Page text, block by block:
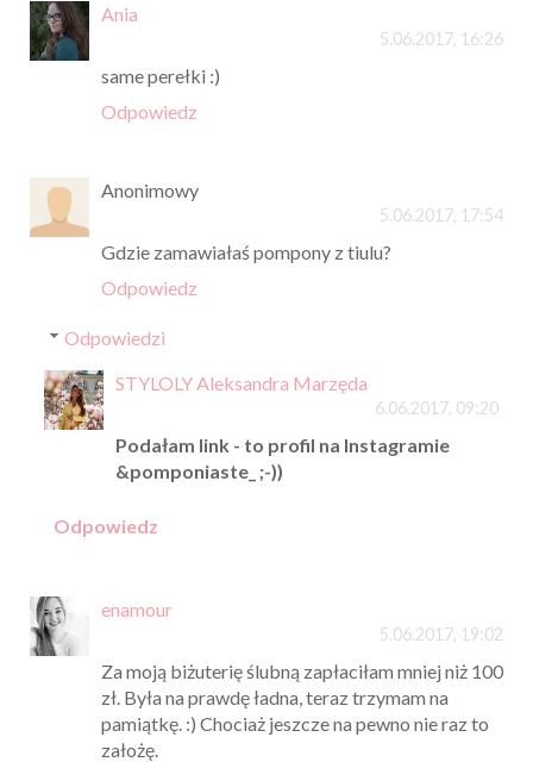
Ania
5.06.2017, 16:26
same perełki :)
Odpowiedz
Anonimowy
5.06.2017, 17:54
Gdzie zamawiałaś pompony z tiulu?
Odpowiedz
Odpowiedzi
STYLOLY Aleksandra Marzęda
6.06.2017, 09:20
Podałam link - to profil na Instagramie
&pomponiaste_ ;-))
Odpowiedz
enamour
5.06.2017, 19:02
Za moją biżuterię ślubną zapłaciłam mniej niż 100
zł. Była na prawdę ładna, teraz trzymam na
pamiątkę. :) Chociaż jeszcze na pewno nie raz to
założę.